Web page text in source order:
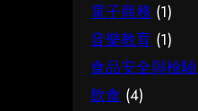
電子商務 (1)
音樂教育 (1)
食品安全與檢驗
飲食 (4)